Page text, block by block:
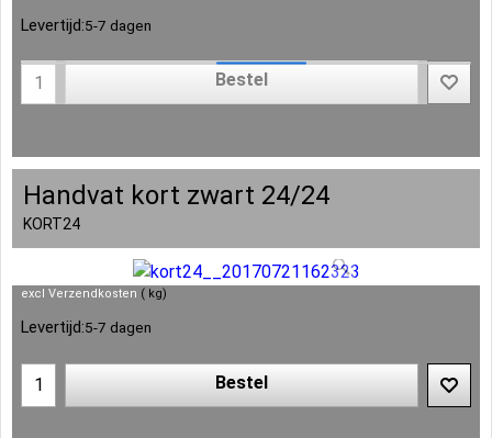
Levertijd:5-7 dagen
Bestel
Handvat kort zwart 24/24
KORT24
excl Verzendkosten kg
Levertijd:5-7 dagen
Bestel